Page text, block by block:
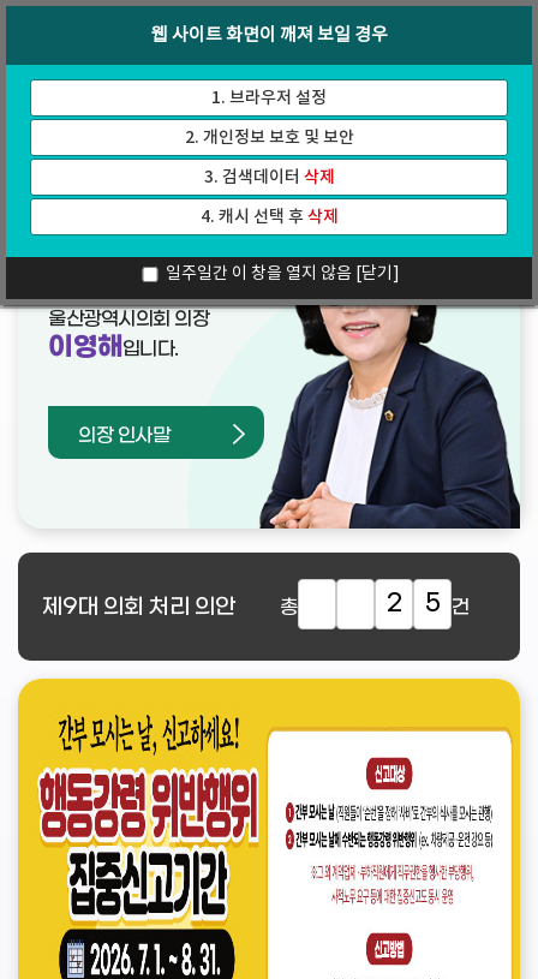
가
기
인터넷방송
웹 사이트 화면이 깨져 보일 경우
1. 브라우저 설정
2. 개인정보 보호 및 보안
3. 검색데이터 삭제
4. 캐시 선택 후삭제
일주일간 이 창을 열지 않음 [닫기]
열린의장실
울산광역시의회 의장
이영해 입니다.
의장 인사말
제9대 의회 처리 의안 총 2 5 건